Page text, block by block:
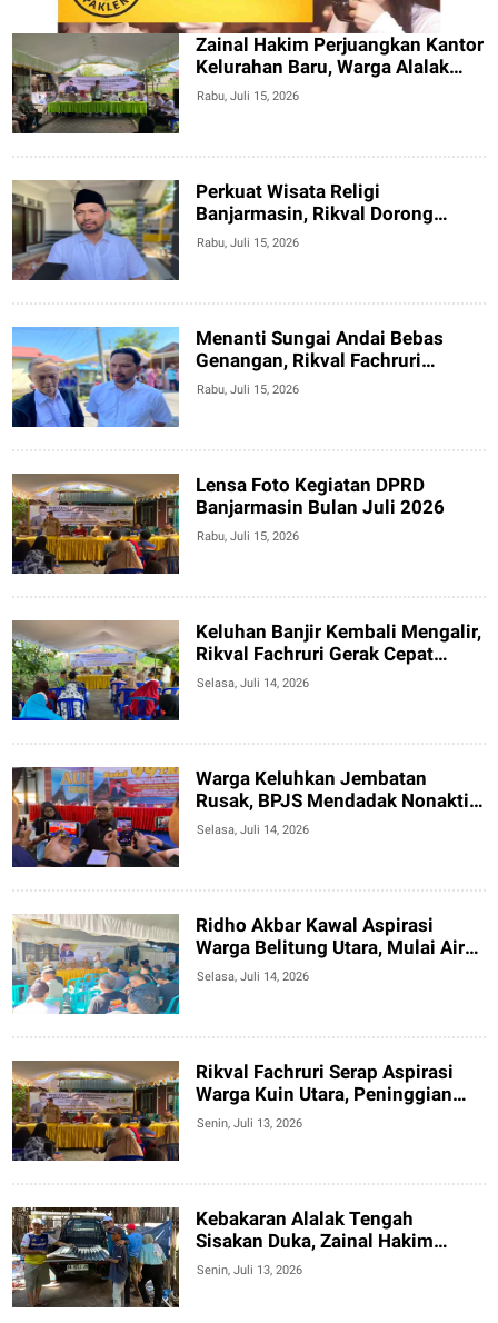
Zainal Hakim Perjuangkan Kantor
Kelurahan Baru, Warga Alalak
Utara Minta Akses Jalan Segera
Rabu, Juli 15, 2026
Perkuat Wisata Religi
Banjarmasin, Rikval Dorong
Infrastruktur Terintegrasi di
Rabu, Juli 15, 2026
Menanti Sungai Andai Bebas
Genangan, Rikval Fachruri
Tampung Keluhan Warga soal
Rabu, Juli 15, 2026
Lensa Foto Kegiatan DPRD
Banjarmasin Bulan Juli 2026
Rabu, Juli 15, 2026
Keluhan Banjir Kembali Mengalir,
Rikval Fachruri Gerak Cepat
Koordinasi dengan Dinas
Selasa, Juli 14, 2026
Warga Keluhkan Jembatan
Rusak, BPJS Mendadak Nonaktif
dan Anak Putus Sekolah
Selasa, Juli 14, 2026
Ridho Akbar Kawal Aspirasi
Warga Belitung Utara, Mulai Air
PDAM hingga Polisi Tidur
Selasa, Juli 14, 2026
Rikval Fachruri Serap Aspirasi
Warga Kuin Utara, Peninggian
Jalan Jadi Prioritas
Senin, Juli 13, 2026
Kebakaran Alalak Tengah
Sisakan Duka, Zainal Hakim
Bantu Korban Bangun Kembali
Senin, Juli 13, 2026